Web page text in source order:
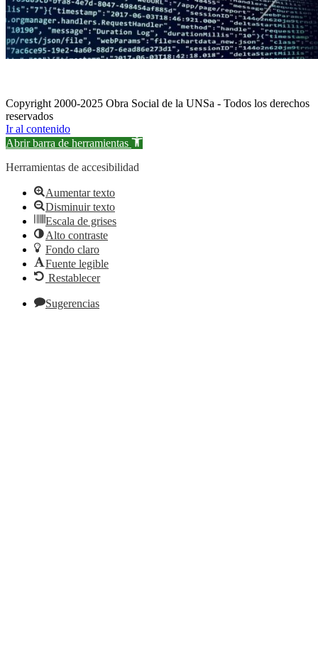
Copyright 2000-2025 Obra Social de la UNSa - Todos los derechos
reservados
Ir al contenido
Abrir barra de herramientas
Herramientas de accesibilidad
Aumentar texto
Disminuir texto
Escala de grises
Alto contraste
Fondo claro
Fuente legible
Restablecer
Sugerencias